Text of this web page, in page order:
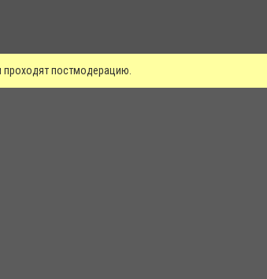
проходят постмодерацию.